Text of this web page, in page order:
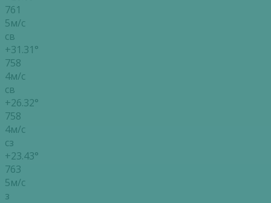
761
5м/с
св
+31.31°
758
4м/с
св
+26.32°
758
4м/с
сз
+23.43°
763
5м/с
з